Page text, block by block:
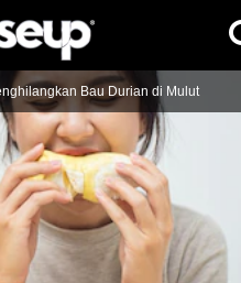
Bau Durian di Mulut